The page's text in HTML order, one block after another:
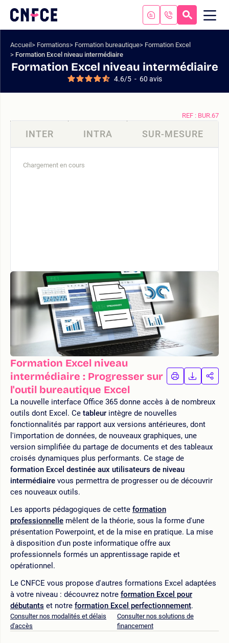
contenu
menu
Aller
la
Logo
site
Accueil Formations Formation bureautique
Formation Excel
Formation Excel niveau intermédiaire
Formation Excel niveau intermédiaire
4.6/5 - 60 avis
Formation Excel niveau
intermédiaire : Progresser sur
l'outil bureautique Excel
IMPRIMER
LA
LA
La nouvelle interface Office 365 donne accès à de nombreux
outils dont Excel. Ce tableur intègre de nouvelles
fonctionnalités par rapport aux versions antérieures, dont
l'importation de données, de nouveaux graphiques, une
version simplifiée du partage de documents et des tableaux
croisés dynamiques plus performants. Ce stage de
formation Excel destinée aux utilisateurs de niveau
intermédiaire vous permettra de progresser ou de découvrir
ces nouveaux outils.
Les apports pédagogiques de cette formation
professionnelle mêlent de la théorie, sous la forme d'une
présentation Powerpoint, et de la mise en pratique. La mise
à disposition d'un poste informatique offre aux
professionnels formés un apprentissage rapide et
opérationnel.
Le CNFCE vous propose d'autres formations Excel adaptées
à votre niveau : découvrez notre formation Excel pour
débutants et notre formation Excel perfectionnement.
Consulter nos modalités et délais
d'accès
Consulter nos solutions de
financement
REF : BUR.67
INTER INTRA SUR-MESURE